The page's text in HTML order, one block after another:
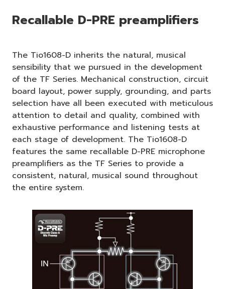
Recallable D-PRE preamplifiers
The Tio1608-D inherits the natural, musical
sensibility that we pursued in the development
of the TF Series. Mechanical construction, circuit
board layout, power supply, grounding, and parts
selection have all been executed with meticulous
attention to detail and quality, combined with
exhaustive performance and listening tests at
each stage of development. The Tio1608-D
features the same recallable D-PRE microphone
preamplifiers as the TF Series to provide a
consistent, natural, musical sound throughout
the entire system.